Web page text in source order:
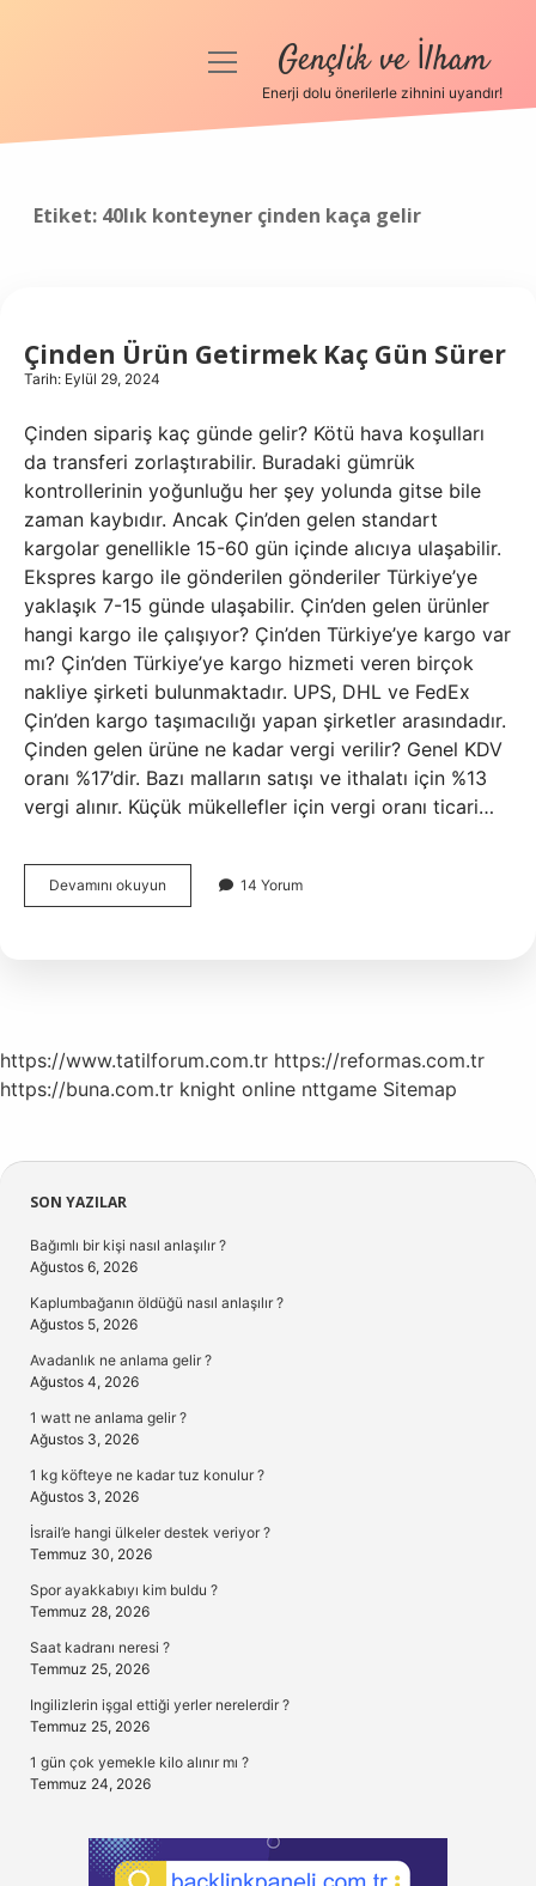
Anasayfa
menüyüGençlik ve İlham
Enerji dolu önerilerle zihnini uyandır!
Etiket: 40lık konteyner çinden kaça gelir
Çinden Ürün Getirmek Kaç Gün Sürer
Tarih: Eylül 29, 2024
Çinden sipariş kaç günde gelir? Kötü hava koşulları
da transferi zorlaştırabilir. Buradaki gümrük
kontrollerinin yoğunluğu her şey yolunda gitse bile
zaman kaybıdır. Ancak Çin’den gelen standart
kargolar genellikle 15-60 gün içinde alıcıya ulaşabilir.
Ekspres kargo ile gönderilen gönderiler Türkiye’ye
yaklaşık 7-15 günde ulaşabilir. Çin’den gelen ürünler
hangi kargo ile çalışıyor? Çin’den Türkiye’ye kargo var
mı? Çin’den Türkiye’ye kargo hizmeti veren birçok
nakliye şirketi bulunmaktadır. UPS, DHL ve FedEx
Çin’den kargo taşımacılığı yapan şirketler arasındadır.
Çinden gelen ürüne ne kadar vergi verilir? Genel KDV
oranı %17’dir. Bazı malların satışı ve ithalatı için %13
vergi alınır. Küçük mükellefler için vergi oranı ticari…
Devamını okuyun
Ürün
14 Yorum
https://www.tatilforum.com.tr https://reformas.com.tr
https://buna.com.tr knight online nttgame Sitemap
Sidebar
SON YAZILAR
Bağımlı bir kişi nasıl anlaşılır ?
Ağustos 6, 2026
Kaplumbağanın öldüğü nasıl anlaşılır ?
Ağustos 5, 2026
Avadanlık ne anlama gelir ?
Ağustos 4, 2026
1 watt ne anlama gelir ?
Ağustos 3, 2026
1 kg köfteye ne kadar tuz konulur ?
Ağustos 3, 2026
İsrail’e hangi ülkeler destek veriyor ?
Temmuz 30, 2026
Spor ayakkabıyı kim buldu ?
Temmuz 28, 2026
Saat kadranı neresi ?
Temmuz 25, 2026
Ingilizlerin işgal ettiği yerler nerelerdir ?
Temmuz 25, 2026
1 gün çok yemekle kilo alınır mı ?
Temmuz 24, 2026